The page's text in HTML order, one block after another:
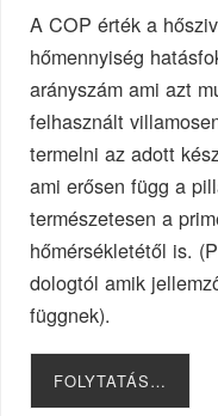
A COP érték a
hőmennyiség
arányszám ami azt
felhasznált
termelni az adott
ami erősen függ a
természetesen a
hőmérsékletétől is.
dologtól amik
függnek).
FOLYTATÁS…